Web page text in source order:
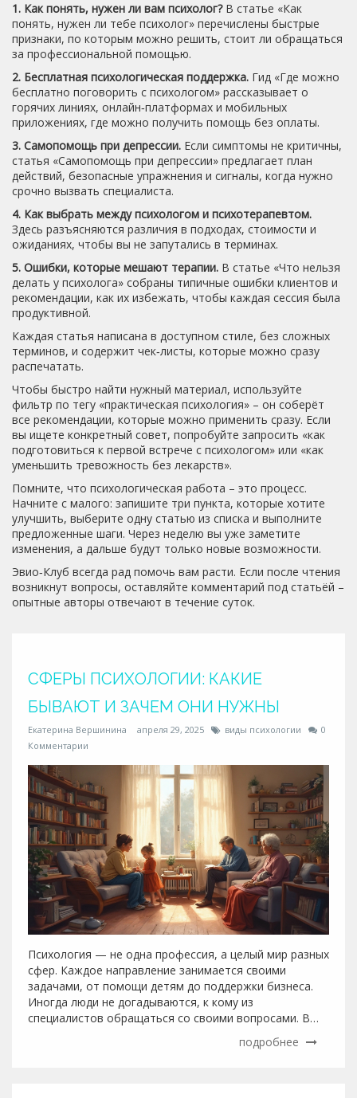
1. Как понять, нужен ли вам психолог?В статье «Как
понять, нужен ли тебе психолог» перечислены быстрые
признаки, по которым можно решить, стоит ли обращаться
за профессиональной помощью.
2. Бесплатная психологическая поддержка. Гид «Где можно
бесплатно поговорить с психологом» рассказывает о
горячих линиях, онлайн‑платформах и мобильных
приложениях, где можно получить помощь без оплаты.
3. Самопомощь при депрессии. Если симптомы не критичны,
статья «Самопомощь при депрессии» предлагает план
действий, безопасные упражнения и сигналы, когда нужно
срочно вызвать специалиста.
4. Как выбрать между психологом и психотерапевтом.
Здесь разъясняются различия в подходах, стоимости и
ожиданиях, чтобы вы не запутались в терминах.
5. Ошибки, которые мешают терапии. В статье «Что нельзя
делать у психолога» собраны типичные ошибки клиентов и
рекомендации, как их избежать, чтобы каждая сессия была
продуктивной.
Каждая статья написана в доступном стиле, без сложных
терминов, и содержит чек‑листы, которые можно сразу
распечатать.
Чтобы быстро найти нужный материал, используйте
фильтр по тегу «практическая психология» – он соберёт
все рекомендации, которые можно применить сразу. Если
вы ищете конкретный совет, попробуйте запросить «как
подготовиться к первой встрече с психологом» или «как
уменьшить тревожность без лекарств».
Помните, что психологическая работа – это процесс.
Начните с малого: запишите три пункта, которые хотите
улучшить, выберите одну статью из списка и выполните
предложенные шаги. Через неделю вы уже заметите
изменения, а дальше будут только новые возможности.
Эвио‑Клуб всегда рад помочь вам расти. Если после чтения
возникнут вопросы, оставляйте комментарий под статьёй –
опытные авторы отвечают в течение суток.
СФЕРЫ ПСИХОЛОГИИ: КАКИЕ
БЫВАЮТ И ЗАЧЕМ ОНИ НУЖНЫ
Екатерина Вершинина апреля 29, 2025 виды психологии
0
Комментарии
Психология — не одна профессия, а целый мир разных
сфер. Каждое направление занимается своими
задачами, от помощи детям до поддержки бизнеса.
Иногда люди не догадываются, к кому из
специалистов обращаться со своими вопросами. В
психологии, как они работают и на что реально
подробнее